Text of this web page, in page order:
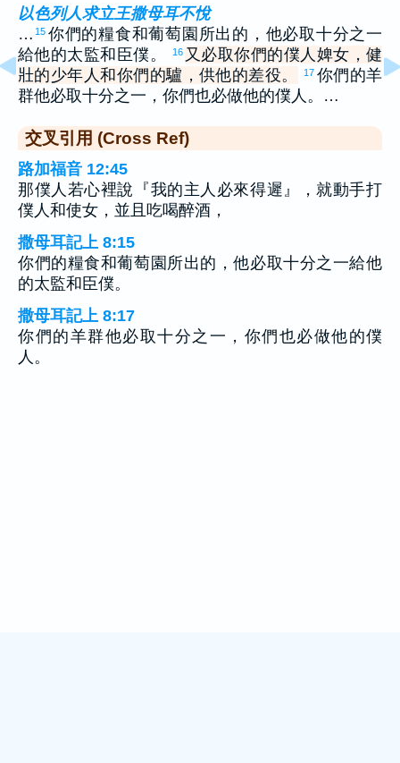
以色列人求立王撒母耳不悅
… 15 你們的糧食和葡萄園所出的，他必取十分之一
給他的太監和臣僕。
16 又必取你們的僕人婢女，健
壯的少年人和你們的驢，供他的差役。
17 你們的羊
群他必取十分之一，你們也必做他的僕人。…
交叉引用 (Cross Ref)
路加福音 12:45
那僕人若心裡說『我的主人必來得遲』，就動手打
僕人和使女，並且吃喝醉酒，
撒母耳記上 8:15
你們的糧食和葡萄園所出的，他必取十分之一給他
的太監和臣僕。
撒母耳記上 8:17
你們的羊群他必取十分之一，你們也必做他的僕
人。